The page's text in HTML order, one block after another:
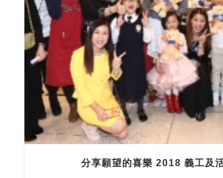
分享願望的喜樂 2018 義工及